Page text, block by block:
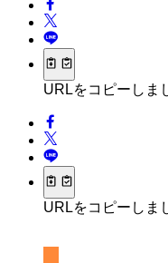
URLをコピーしま
URLをコピーしま